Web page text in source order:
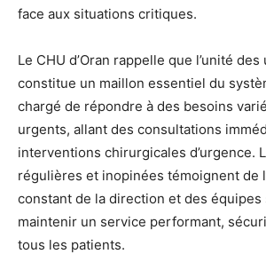
face aux situations critiques.
Le CHU d’Oran rappelle que l’unité
constitue un maillon essentiel du
chargé de répondre à des besoins
urgents, allant des consultations
interventions chirurgicales d’urgence.
régulières et inopinées témoignent de
constant de la direction et des
maintenir un service performant,
tous les patients.